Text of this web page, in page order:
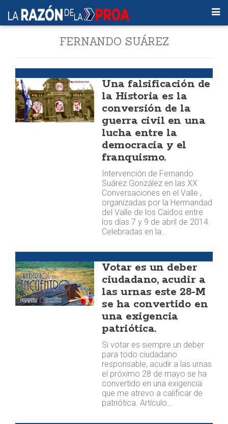
FERNANDO SUÁREZ
Una falsificación de
la Historia es la
conversión de la
guerra civil en una
lucha entre la
democracia y el
franquismo.
Intervención de Fernando
Suárez González en las XX
Conversaciones en el Valle ,
organizadas por la Hermandad
del Valle de los Caídos entre
los días 7 y 9 de abril de 2014.
Celebradas en la…
Votar es un deber
ciudadano, acudir a
las urnas este 28-M
se ha convertido en
una exigencia
patriótica.
Si votar es siempre un deber
para todo ciudadano
responsable, acudir a las urnas
el próximo 28 de mayo se ha
convertido en una exigencia
que me atrevo a calificar de
patriótica. Artículo…